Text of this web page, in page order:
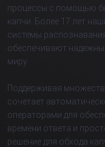
процессы с помощью
капчи. Более 17 лет
системы
обеспечивают
миру.
Поддерживая
сочетает
операторами для
времени ответа и
решение для обхода